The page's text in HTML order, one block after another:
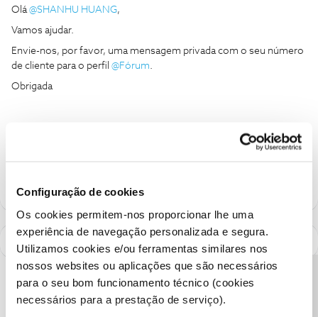
Configuração de cookies
Os cookies permitem-nos proporcionar lhe uma
experiência de navegação personalizada e segura.
Utilizamos cookies e/ou ferramentas similares nos
nossos websites ou aplicações que são necessários
para o seu bom funcionamento técnico (cookies
necessários para a prestação de serviço).
Olá @SHANHU HUANG,
Vamos ajudar.
Envie-nos, por favor, uma mensagem privada com o seu número
de cliente para o perfil @Fórum
Obrigada
Ajude a comunidade a encontrar informação relevante. Marque